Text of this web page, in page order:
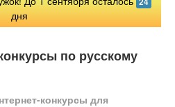
дня
по русскому
конкурсы для